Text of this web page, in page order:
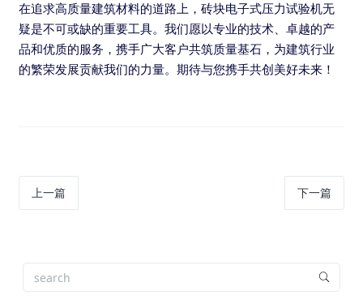
在追求高质量建筑材料的道路上，砖块电子式压力试验机无
疑是不可或缺的重要工具。我们愿以专业的技术、卓越的产
品和优质的服务，携手广大客户共筑质量基石，为建筑行业
的繁荣发展贡献我们的力量。期待与您携手共创美好未来！
上一篇 下一篇